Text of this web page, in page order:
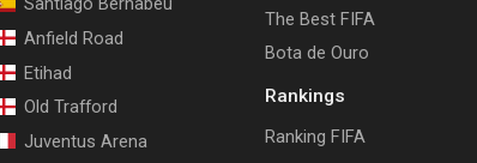
Anfield Road
Etihad
Old Trafford
Juventus Arena
The Best FIFA
Bota de Ouro
Rankings
Ranking FIFA